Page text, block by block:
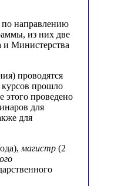
по направлению
из них две
и Министерства
проводятся
прошло
этого проведено
для
для
магистр (2